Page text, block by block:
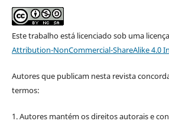
Este trabalho está licenciado sob uma licença
Attribution-NonCommercial-ShareAlike 4.0
Autores que publicam nesta revista
termos:
1. Autores mantém os direitos autorais e